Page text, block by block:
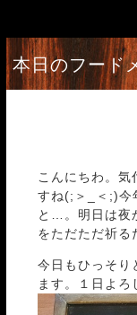
本日のフード
こんにちわ。気
すね(;＞_＜;)今
と…。明日は夜
をただただ祈る
今日もひっそり
ます。１日よ